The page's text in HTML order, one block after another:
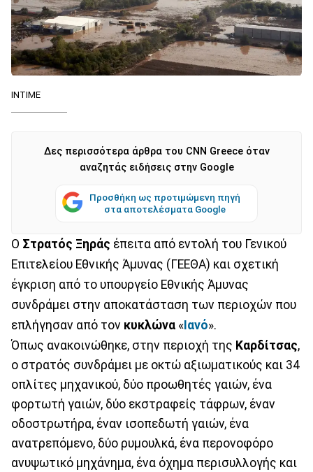
ΙΝΤΙΜΕ
Δες περισσότερα άρθρα του CNN Greece όταν
αναζητάς ειδήσεις στην Google
Προσθήκη ως προτιμώμενη πηγή
στα αποτελέσματα Google
Ο Στρατός Ξηράς έπειτα από εντολή του Γενικού
Επιτελείου Εθνικής Άμυνας (ΓΕΕΘΑ) και σχετική
έγκριση από το υπουργείο Εθνικής Άμυνας
συνδράμει στην αποκατάσταση των περιοχών που
επλήγησαν από τον κυκλώνα «Ιανό».
Όπως ανακοινώθηκε, στην περιοχή της Καρδίτσας,
ο στρατός συνδράμει με οκτώ αξιωματικούς και 34
οπλίτες μηχανικού, δύο προωθητές γαιών, ένα
φορτωτή γαιών, δύο εκστραφείς τάφρων, έναν
οδοστρωτήρα, έναν ισοπεδωτή γαιών, ένα
ανατρεπόμενο, δύο ρυμουλκά, ένα περονοφόρο
ανυψωτικό μηχάνημα, ένα όχημα περισυλλογής και